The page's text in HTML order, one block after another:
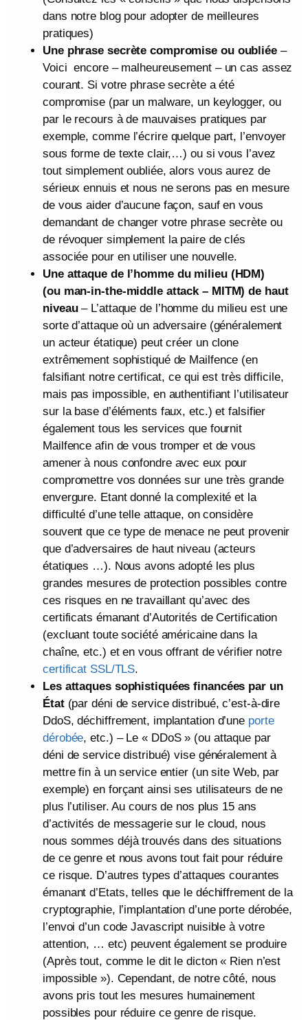
dans notre blog pour adopter de meilleures
pratiques)
Une phrase secrète compromise ou oubliée –
Voici encore – malheureusement – un cas assez
courant. Si votre phrase secrète a été
compromise (par un malware, un keylogger, ou
par le recours à de mauvaises pratiques par
exemple, comme l’écrire quelque part, l’envoyer
sous forme de texte clair,…) ou si vous l’avez
tout simplement oubliée, alors vous aurez de
sérieux ennuis et nous ne serons pas en mesure
de vous aider d’aucune façon, sauf en vous
demandant de changer votre phrase secrète ou
de révoquer simplement la paire de clés
associée pour en utiliser une nouvelle.
Une attaque de l’homme du milieu (HDM)
(ou man-in-the-middle attack – MITM) de haut
niveau– L’attaque de l’homme du milieu est une
sorte d’attaque où un adversaire (généralement
un acteur étatique) peut créer un clone
extrêmement sophistiqué de Mailfence (en
falsifiant notre certificat, ce qui est très difficile,
mais pas impossible, en authentifiant l’utilisateur
sur la base d’éléments faux, etc.) et falsifier
également tous les services que fournit
Mailfence afin de vous tromper et de vous
amener à nous confondre avec eux pour
compromettre vos données sur une très grande
envergure. Etant donné la complexité et la
difficulté d’une telle attaque, on considère
souvent que ce type de menace ne peut provenir
que d’adversaires de haut niveau (acteurs
étatiques …). Nous avons adopté les plus
grandes mesures de protection possibles contre
ces risques en ne travaillant qu’avec des
certificats émanant d’Autorités de Certification
(excluant toute société américaine dans la
chaîne, etc.) et en vous offrant de vérifier notre
certificat SSL/TLS.
Les attaques sophistiquées financées par un
État(par déni de service distribué, c’est-à-dire
DdoS, déchiffrement, implantation d’une porte
dérobée, etc.) – Le « DDoS » (ou attaque par
déni de service distribué) vise généralement à
mettre fin à un service entier (un site Web, par
exemple) en forçant ainsi ses utilisateurs de ne
plus l’utiliser. Au cours de nos plus 15 ans
d’activités de messagerie sur le cloud, nous
nous sommes déjà trouvés dans des situations
de ce genre et nous avons tout fait pour réduire
ce risque. D’autres types d’attaques courantes
émanant d’Etats, telles que le déchiffrement de la
cryptographie, l’implantation d’une porte dérobée,
l’envoi d’un code Javascript nuisible à votre
attention, … etc) peuvent également se produire
(Après tout, comme le dit le dicton « Rien n’est
impossible »). Cependant, de notre côté, nous
avons pris tout les mesures humainement
possibles pour réduire ce genre de risque.